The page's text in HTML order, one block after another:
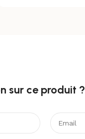
sur ce produit ?​